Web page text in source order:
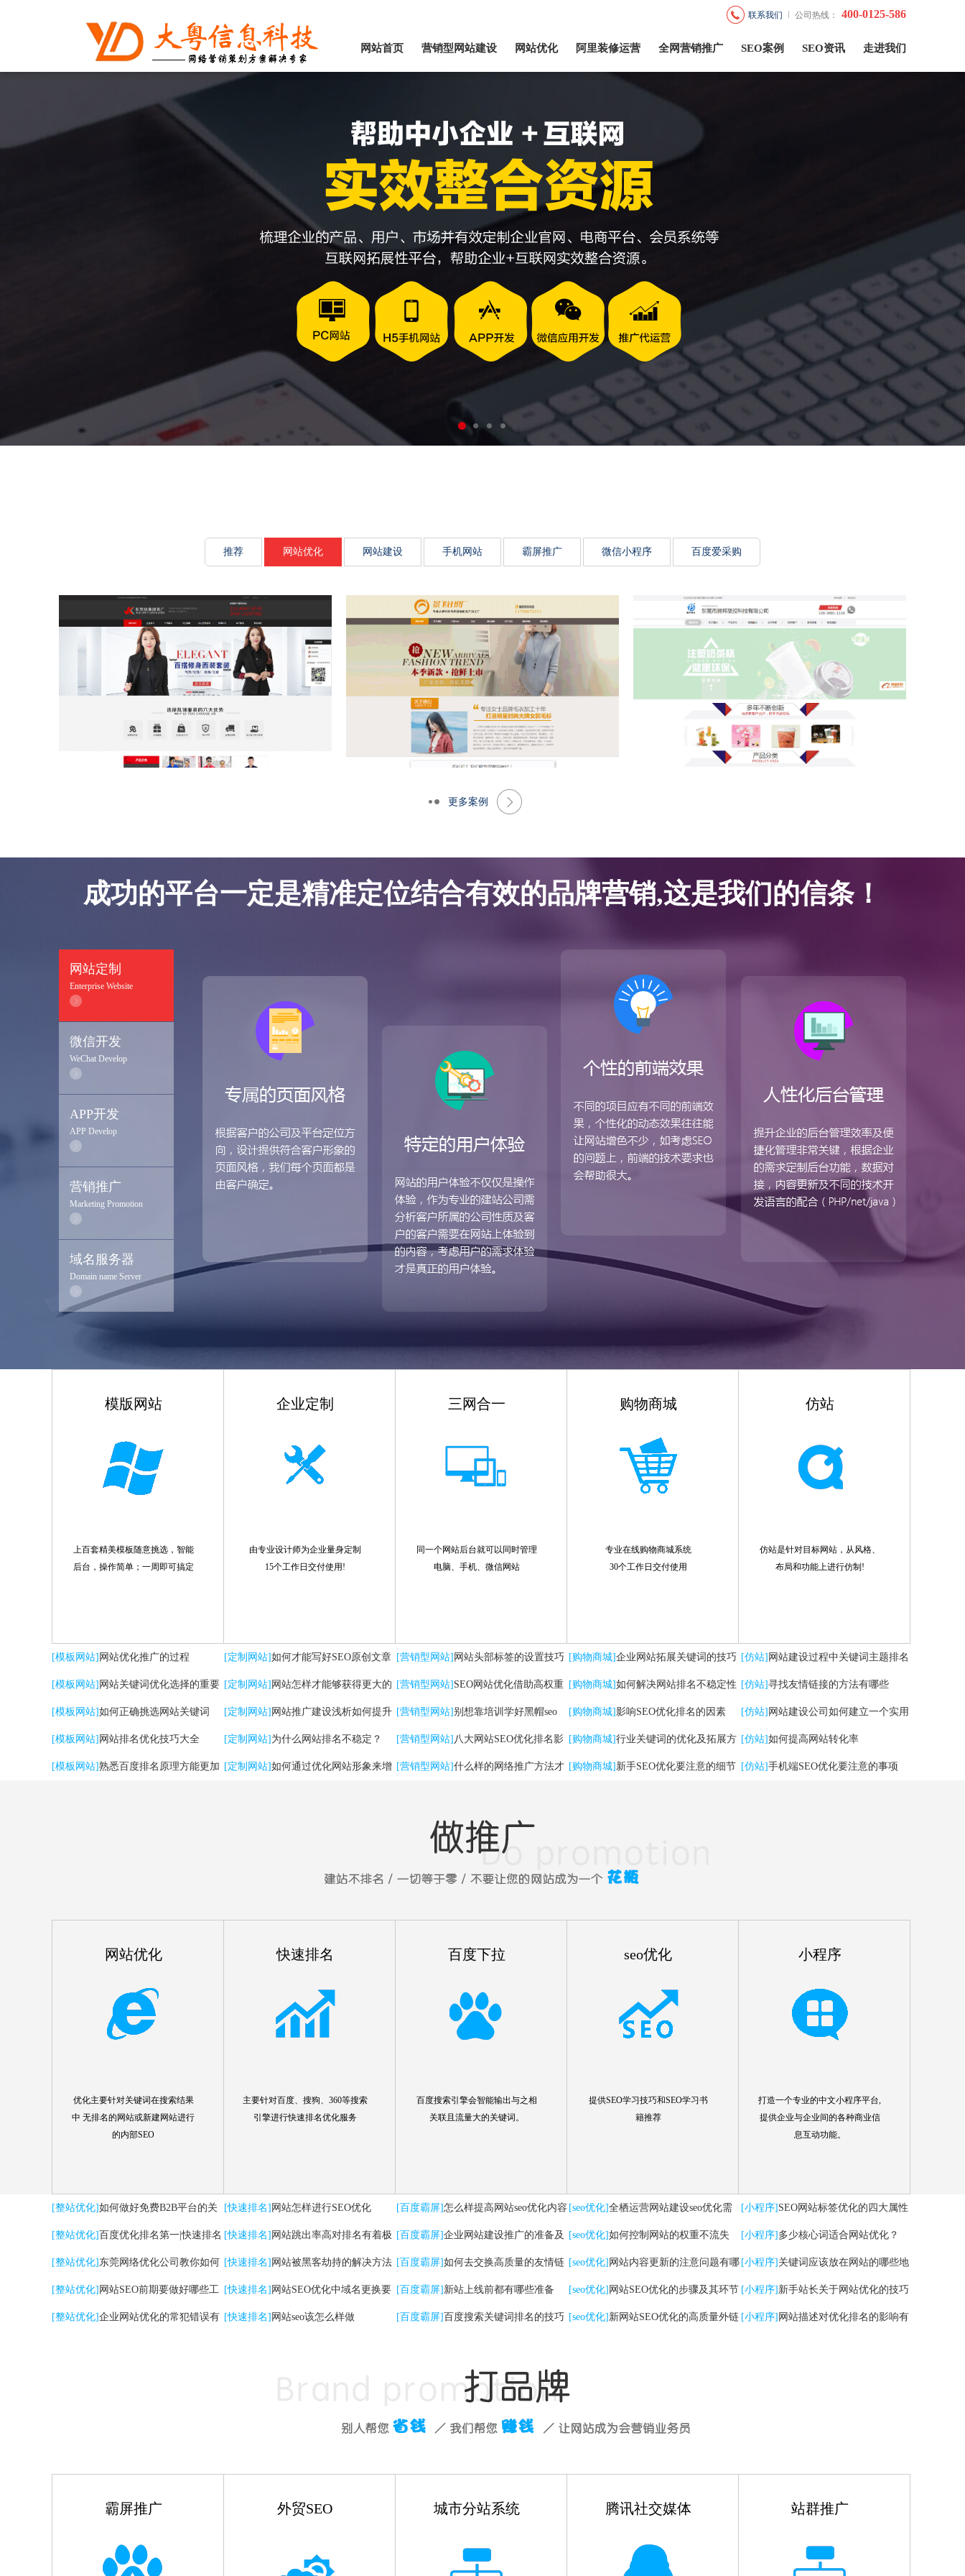
网站首页 营销型网站建设 网站优化 阿里装修运营 全网营销推广 SEO案例 SEO资讯 走进我们
联系我们 公司热线： 400-0125-586
推荐 网站优化 网站建设 手机网站 霸屏推广 微信小程序 百度爱采购
网站优化案例-大朗景飞针织厂
更多案例
成功的平台一定是精准定位结合有效的品牌营销,这是我们的信条！
网站定制
Enterprise Website
微信开发
WeChat Develop
APP开发
APP Develop
营销推广
Marketing Promotion
域名服务器
Domain name Server
模版网站
上百套精美模板随意挑选，智能
后台，操作简单；一周即可搞定
企业定制
由专业设计师为企业量身定制
15个工作日交付使用!
三网合一
同一个网站后台就可以同时管理
电脑、手机、微信网站
购物商城
专业在线购物商城系统
30个工作日交付使用
仿站
仿站是针对目标网站，从风格、
布局和功能上进行仿制!
[模板网站] 网站优化推广的过程
[模板网站] 网站关键词优化选择的重要
性
[模板网站]如何正确挑选网站关键词
[模板网站] 网站排名优化技巧大全
[模板网站]熟悉百度排名原理方能更加
[定制网站]如何才能写好SEO原创文章
[定制网站] 网站怎样才能够获得更大的
流量？
[定制网站] 网站推广建设浅析如何提升
用户体验
[定制网站] 为什么网站排名不稳定？
[定制网站]如何通过优化网站形象来增
[营销型网站] 网站头部标签的设置技巧
及优化方法
[营销型网站] SEO网站优化借助高权重
自媒体平台实现快速排名
[营销型网站]别想靠培训学好黑帽seo
[营销型网站] 八大网站SEO优化排名影
响因素
[营销型网站]什么样的网络推广方法才
[购物商城]企业网站拓展关键词的技巧
有哪些
[购物商城]如何解决网站排名不稳定性
[购物商城]影响SEO优化排名的因素
[购物商城]行业关键词的优化及拓展方
法
[购物商城] 新手SEO优化要注意的细节
[仿站] 网站建设过程中关键词主题排名
掉了，怎么办？
[仿站]寻找友情链接的方法有哪些
[仿站] 网站建设公司如何建立一个实用
的网站
[仿站]如何提高网站转化率
[仿站]手机端SEO优化要注意的事项
网站优化
优化主要针对关键词在搜索结果
中 无排名的网站或新建网站进行
的内部SEO
快速排名
主要针对百度、搜狗、360等搜索
引擎进行快速排名优化服务
百度下拉
百度搜索引擎会智能输出与之相
关联且流量大的关键词。
seo优化
提供SEO学习技巧和SEO学习书
籍推荐
小程序
打造一个专业的中文小程序平台,
提供企业与企业间的各种商业信
息互动功能。
[整站优化]如何做好免费B2B平台的关
键词优化推广
[整站优化]百度优化排名第一|快速排名
关键词|自然排名优化
[整站优化] 东莞网络优化公司教你如何
提升网站转化率
[整站优化] 网站SEO前期要做好哪些工
作
[整站优化]企业网站优化的常犯错误有
[快速排名] 网站怎样进行SEO优化
[快速排名] 网站跳出率高对排名有着极
高的影响
[快速排名] 网站被黑客劫持的解决方法
[快速排名] 网站SEO优化中域名更换要
点
[快速排名] 网站seo该怎么样做
[百度霸屏]怎么样提高网站seo优化内容
[百度霸屏]企业网站建设推广的准备及
检查工作
[百度霸屏]如何去交换高质量的友情链
接
[百度霸屏] 新站上线前都有哪些准备
[百度霸屏]百度搜索关键词排名的技巧
[seo优化]全栖运营网站建设seo优化需
要注意哪些问题
[seo优化]如何控制网站的权重不流失
[seo优化] 网站内容更新的注意问题有哪
些
[seo优化] 网站SEO优化的步骤及其环节
有哪些
[seo优化] 新网站SEO优化的高质量外链
[小程序] SEO网站标签优化的四大属性
分析
[小程序] 多少核心词适合网站优化？
[小程序] 关键词应该放在网站的哪些地
方
[小程序] 新手站长关于网站优化的技巧
有哪些
[小程序] 网站描述对优化排名的影响有
霸屏推广 外贸SEO 城市分站系统 腾讯社交媒体 站群推广